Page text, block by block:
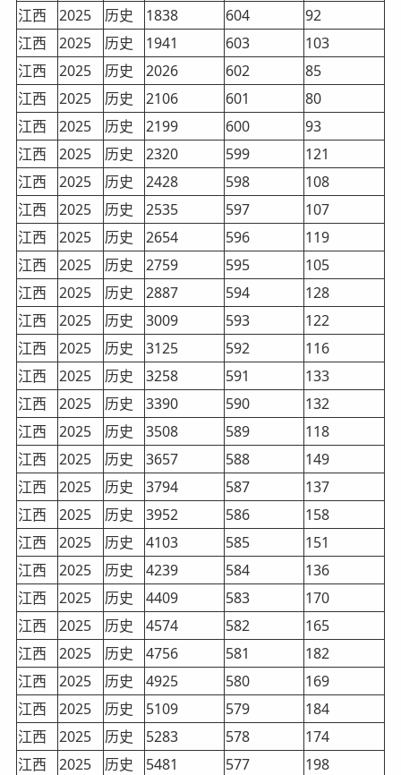
江西 2025 历史 1838 604
92
江西
2025 历史 1941 603
103
江西
2025 历史 2026 602
85
江西
2025 历史 2106 601
80
江西
2025 历史 2199 600
93
江西
2025 历史 2320 599
121
江西
2025 历史 2428 598
108
江西
2025 历史 2535 597
107
江西
2025 历史 2654 596
119
江西
2025 历史 2759 595
105
江西
2025 历史 2887 594
128
江西
2025 历史 3009 593
122
江西
2025 历史 3125 592
116
江西
2025 历史 3258 591
133
江西
2025 历史 3390 590
132
江西
2025 历史 3508 589
118
江西
2025 历史 3657 588
149
江西
2025 历史 3794 587
137
江西
2025 历史 3952 586
158
江西
2025 历史 4103 585
151
江西
2025 历史 4239 584
136
江西
2025 历史 4409 583
170
江西
2025 历史 4574 582
165
江西
2025 历史 4756 581
182
江西
2025 历史 4925 580
169
江西
2025 历史 5109 579
184
江西
2025 历史 5283 578
174
江西
2025 历史 5481 577
198